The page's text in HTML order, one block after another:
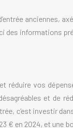
anciennes,
informations
vos
et de
c’est investir
€ en 2024, et